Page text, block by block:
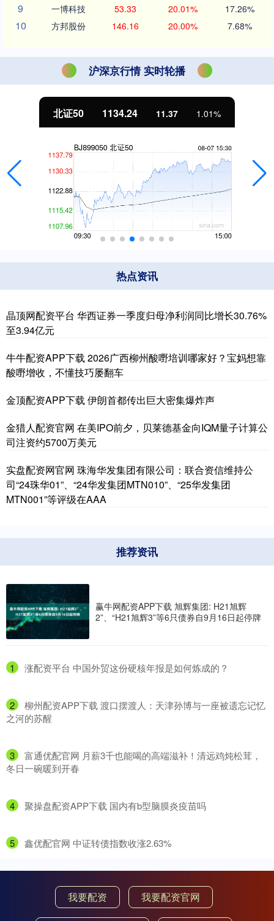
9 一博科技 53.33 20.01% 17.26%
10 方邦股份 146.16 20.00% 7.68%
沪深京行情 实时轮播
北证50 1134.24 11.37 1.01%
热点资讯
晶顶网配资平台 华西证券一季度归母净利润同比增长30.76%
至3.94亿元
牛牛配资APP下载 2026广西柳州酸嘢培训哪家好？宝妈想靠
酸嘢增收，不懂技巧屡翻车
金顶配资APP下载 伊朗首都传出巨大密集爆炸声
金猎人配资官网 在美IPO前夕，贝莱德基金向IQM量子计算公
司注资约5700万美元
实盘配资网官网 珠海华发集团有限公司：联合资信维持公
司“24珠华01”、“24华发集团MTN010”、“25华发集团
MTN001”等评级在AAA
推荐资讯
赢牛网配资APP下载 旭辉集团: H21旭辉
2”、“H21旭辉3”等6只债券自9月16日起停牌
1 ​涨配资平台 中国外贸这份硬核年报是如何炼成的？
2
​柳州配资APP下载 渡口摆渡人：天津孙博与一座被遗忘记忆
之河的苏醒
3
​富通优配官网 月薪3千也能喝的高端滋补！清远鸡炖松茸，
冬日一碗暖到开春
4 ​聚操盘配资APP下载 国内有b型脑膜炎疫苗吗
5 ​鑫优配官网 中证转债指数收涨2.63%
我要配资 我要配资官网